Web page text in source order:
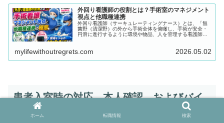
外回り看護師の役割とは？手術室のマネジメント
視点と他職種連携
外回り看護師（サーキュレーティングナース）とは、「無
菌野（清潔野）の外から手術全体を俯瞰し、手術が安全・
円滑に進行するように環境や物品、人を管理する看護師」
ており、患者の代弁者（アドボケーター）としての機能も
mylifewithoutregrets.com 2026.05.02
患者入室時の対応、本人確認、およびバイ
タルサインモニタリングの装着
ホーム 転職情報 検索